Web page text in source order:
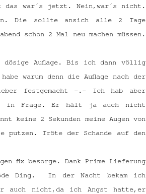
das war´s jetzt. Nein,war´s nicht.
Die sollte ansich alle 2 Tage
schon 2 Mal neu machen müssen.
Auflage. Bis ich dann völlig
warum denn die Auflage nach der
festgemacht -.- Ich hab aber
in Frage. Er hält ja auch nicht
2 Sekunden meine Augen von
putzen. Tröte der Schande auf den
fix besorge. Dank Prime Lieferung
Ding. In der Nacht bekam ich
auch nicht,da ich Angst hatte,er